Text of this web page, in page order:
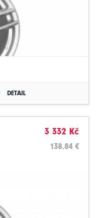
DETAIL
3 332 Kč
138.84 €